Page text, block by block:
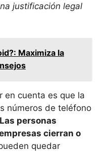
justificación legal
Maximiza la
en cuenta es que la
números de teléfono
Las personas
cierran o
quedar